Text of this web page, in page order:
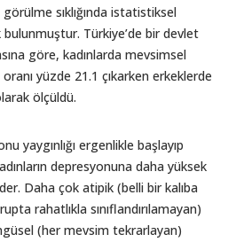
sıklığında istatistiksel
bulunmuştur. Türkiye’de bir devlet
göre, kadınlarda mevsimsel
yüzde 21.1 çıkarken erkeklerde
ölçüldü.
yaygınlığı ergenlikle başlayıp
depresyonuna daha yüksek
Daha çok atipik (belli bir kalıba
rahatlıkla sınıflandırılamayan)
(her mevsim tekrarlayan)